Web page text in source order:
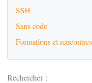
SSH
Sans code
Formations et rencontres
Rechercher :